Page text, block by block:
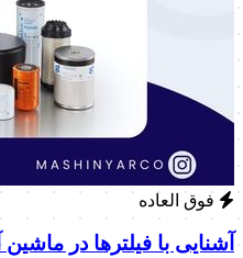
فوق العاده
آشنایی با فیلترها در